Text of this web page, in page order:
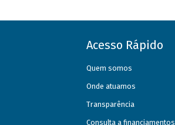
Acesso Rápido
Quem somos
Onde atuamos
Transparência
Consulta a financiamentos